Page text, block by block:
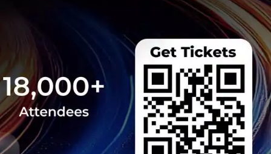
ไม่เท่ากัน บาง
อักเสบในร่างกาย